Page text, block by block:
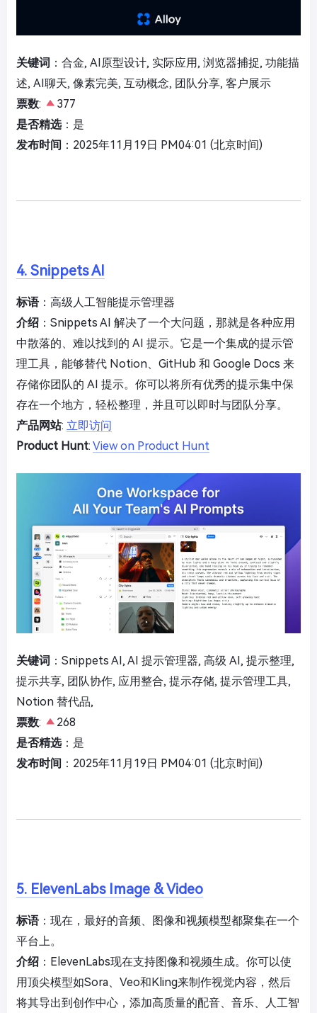
关键词 ：合金, AI原型设计, 实际应用, 浏览器捕捉, 功能描
述, AI聊天, 像素完美, 互动概念, 团队分享, 客户展示
票数:
377
是否精选：是
发布时间 ：2025年11月19日 PM04:01 (北京时间)
4. Snippets AI
标语：高级人工智能提示管理器
介绍 ：Snippets AI 解决了一个大问题，那就是各种应用
中散落的、难以找到的 AI 提示。它是一个集成的提示管
理工具，能够替代 Notion、GitHub 和 Google Docs 来
存储你团队的 AI 提示。你可以将所有优秀的提示集中保
存在一个地方，轻松整理，并且可以即时与团队分享。
产品网站: 立即访问
Product Hunt: View on Product Hunt
关键词 ：Snippets AI, AI 提示管理器, 高级 AI, 提示整理,
提示共享, 团队协作, 应用整合, 提示存储, 提示管理工具,
Notion 替代品,
票数:
268
是否精选：是
发布时间 ：2025年11月19日 PM04:01 (北京时间)
5. ElevenLabs Image & Video
标语：现在，最好的音频、图像和视频模型都聚集在一个
平台上。
介绍 ：ElevenLabs现在支持图像和视频生成。你可以使
用顶尖模型如Sora、Veo和Kling来制作视觉内容，然后
将其导出到创作中心，添加高质量的配音、音乐、人工智